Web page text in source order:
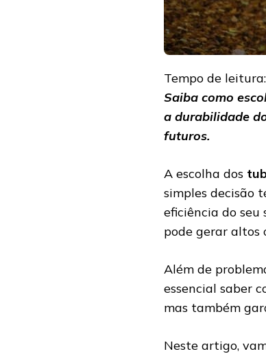
Tempo de leitura:
Saiba como
a durabilidade
futuros.
A escolha dos
simples decisão
eficiência do seu
pode gerar altos
Além de
essencial saber
mas também
Neste artigo,